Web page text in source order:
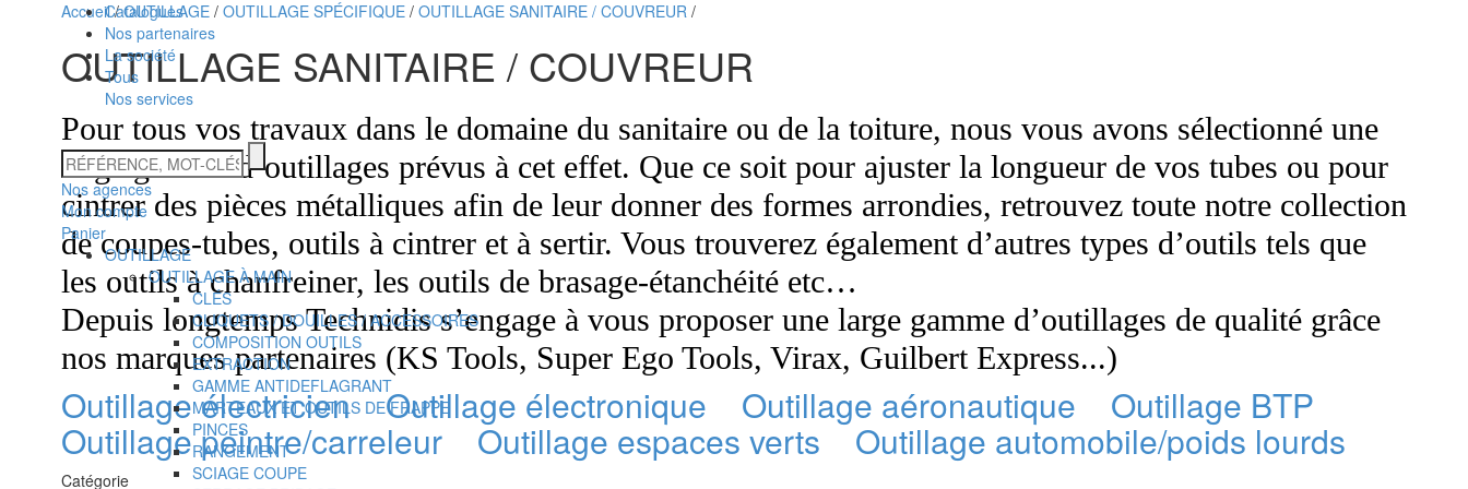
Catalogues
Nos partenaires
La société
Tous
Nos services
Technidis
Docks
Maritimes
RÉFÉRENCE,
MOT-
CLÉS
Nos agences
Mon compte
Panier
OUTILLAGE
OUTILLAGE À MAIN
CLÉS
CLIQUETS / DOUILLES / ACCESSOIRES
COMPOSITION OUTILS
EXTRACTION
GAMME ANTIDEFLAGRANT
MARTEAUX ET OUTILS DE FRAPPE
PINCES
RANGEMENT
SCIAGE COUPE
Accueil /OUTILLAGE / OUTILLAGE SPÉCIFIQUE / OUTILLAGE SANITAIRE / COUVREUR /
OUTILLAGE SANITAIRE / COUVREUR
Pour tous vos travaux dans le domaine du sanitaire ou de la toiture, nous vous avons sélectionné une
large gamme d’outillages prévus à cet effet. Que ce soit pour ajuster la longueur de vos tubes ou pour
cintrer des pièces métalliques afin de leur donner des formes arrondies, retrouvez toute notre collection
de coupes-tubes, outils à cintrer et à sertir. Vous trouverez également d’autres types d’outils tels que
les outils à chanfreiner, les outils de brasage-étanchéité etc…
Depuis longtemps Technidis s’engage à vous proposer une large gamme d’outillages de qualité grâce
nos marques partenaires (KS Tools, Super Ego Tools, Virax, Guilbert Express...)
Outillage électricien Outillage électronique Outillage aéronautique Outillage BTP
Outillage peintre/carreleur Outillage espaces verts Outillage automobile/poids lourds
Catégorie